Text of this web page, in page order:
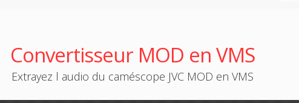
Convertisseur MOD en VMS
Extrayez l audio du caméscope JVC MOD en VMS